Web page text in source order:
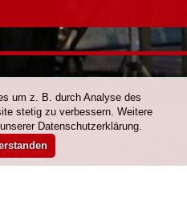
um z. B. durch Analyse des
stetig zu verbessern. Weitere
Datenschutzerklärung.